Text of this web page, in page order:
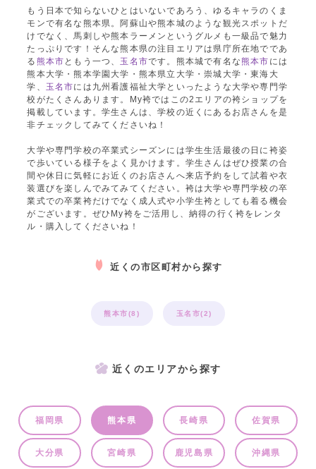
もう日本で知らないひとはいないであろう、ゆるキャラのくま
モンで有名な熊本県。阿蘇山や熊本城のような観光スポットだ
けでなく、馬刺しや熊本ラーメンというグルメも一級品で魅力
たっぷりです！そんな熊本県の注目エリアは県庁所在地でであ
る 熊本市 ともう一つ、 玉名市です。熊本城で有名な熊本市 には
熊本大学・熊本学園大学・熊本県立大学・崇城大学・東海大
学、 玉名市には九州看護福祉大学といったような大学や専門学
校がたくさんあります。My袴ではこの2エリアの袴ショップを
掲載しています。学生さんは、学校の近くにあるお店さんを是
非チェックしてみてくださいね！
大学や専門学校の卒業式シーズンには学生生活最後の日に袴姿
で歩いている様子をよく見かけます。学生さんはぜひ授業の合
間や休日に気軽にお近くのお店さんへ来店予約をして試着や衣
装選びを楽しんでみてみてください。袴は大学や専門学校の卒
業式での卒業袴だけでなく成人式や小学生袴としても着る機会
がございます。ぜひMy袴をご活用し、納得の行く袴をレンタ
ル・購入してくださいね！
近くの市区町村から探す
熊本市(8) 玉名市(2)
近くのエリアから探す
福岡県 熊本県 長崎県 佐賀県
大分県 宮崎県 鹿児島県 沖縄県